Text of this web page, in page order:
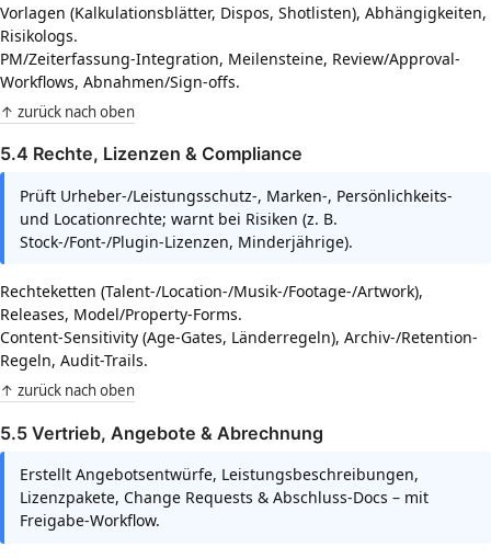
Vorlagen (Kalkulationsblätter, Dispos, Shotlisten), Abhängigkeiten,
Risikologs.
PM/Zeiterfassung-Integration, Meilensteine, Review/Approval-
Workflows, Abnahmen/Sign-offs.
↑ zurück nach oben
5.4 Rechte, Lizenzen & Compliance
Prüft Urheber-/Leistungsschutz-, Marken-, Persönlichkeits-
und Locationrechte; warnt bei Risiken (z. B.
Stock-/Font-/Plugin-Lizenzen, Minderjährige).
Rechteketten (Talent-/Location-/Musik-/Footage-/Artwork),
Releases, Model/Property-Forms.
Content-Sensitivity (Age-Gates, Länderregeln), Archiv-/Retention-
Regeln, Audit-Trails.
↑ zurück nach oben
5.5 Vertrieb, Angebote & Abrechnung
Erstellt Angebotsentwürfe, Leistungsbeschreibungen,
Lizenzpakete, Change Requests & Abschluss-Docs – mit
Freigabe-Workflow.